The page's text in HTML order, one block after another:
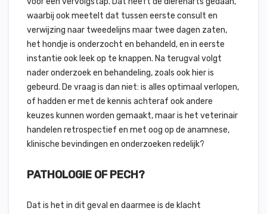
waarbij ook meetelt dat tussen eerste consult en
verwijzing naar tweedelijns maar twee dagen zaten,
het hondje is onderzocht en behandeld, en in eerste
instantie ook leek op te knappen. Na terugval volgt
nader onderzoek en behandeling, zoals ook hier is
gebeurd. De vraag is dan niet: is alles optimaal verlopen,
of hadden er met de kennis achteraf ook andere
keuzes kunnen worden gemaakt, maar is het veterinair
handelen retrospectief en met oog op de anamnese,
klinische bevindingen en onderzoeken redelijk?
PATHOLOGIE OF PECH?
Dat is het in dit geval en daarmee is de klacht